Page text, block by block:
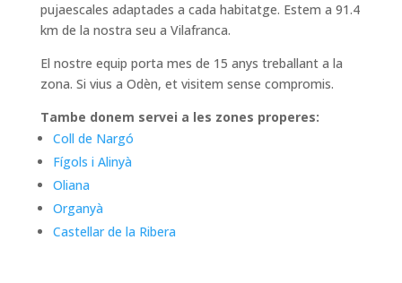
pujaescales adaptades a cada habitatge. Estem a 91.4
km de la nostra seu a Vilafranca.
El nostre equip porta mes de 15 anys treballant a la
zona. Si vius a Odèn, et visitem sense compromis.
Tambe donem servei a les zones properes:
Coll de Nargó
Fígols i Alinyà
Oliana
Organyà
Castellar de la Ribera